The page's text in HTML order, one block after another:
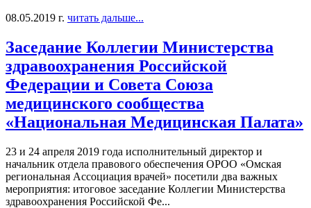
08.05.2019 г. читать дальше...
Заседание Коллегии Министерства
здравоохранения Российской
Федерации и Совета Союза
медицинского сообщества
«Национальная Медицинская Палата»
23 и 24 апреля 2019 года исполнительный директор и
начальник отдела правового обеспечения ОРОО «Омская
региональная Ассоциация врачей» посетили два важных
мероприятия: итоговое заседание Коллегии Министерства
здравоохранения Российской Фе...